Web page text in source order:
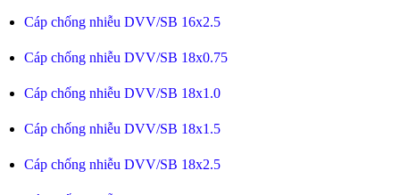
Cáp chống nhiễu DVV/SB 16x2.5
Cáp chống nhiễu DVV/SB 18x0.75
Cáp chống nhiễu DVV/SB 18x1.0
Cáp chống nhiễu DVV/SB 18x1.5
Cáp chống nhiễu DVV/SB 18x2.5